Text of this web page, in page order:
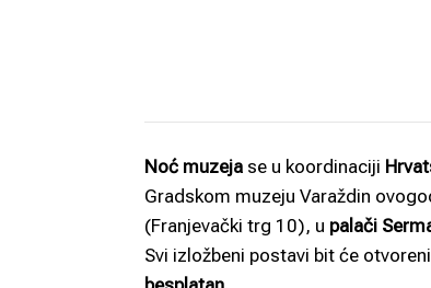
Noć muzeja se u koordinaciji
Gradskom muzeju Varaždin
(Franjevački trg 10), u palači
Svi izložbeni postavi bit će